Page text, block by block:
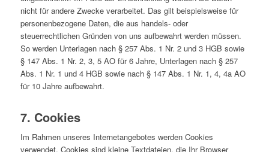
nicht für andere Zwecke verarbeitet. Das gilt beispielsweise für
personenbezogene Daten, die aus handels- oder
steuerrechtlichen Gründen von uns aufbewahrt werden müssen.
So werden Unterlagen nach § 257 Abs. 1 Nr. 2 und 3 HGB sowie
§ 147 Abs. 1 Nr. 2, 3, 5 AO für 6 Jahre, Unterlagen nach § 257
Abs. 1 Nr. 1 und 4 HGB sowie nach § 147 Abs. 1 Nr. 1, 4, 4a AO
für 10 Jahre aufbewahrt.
7. Cookies
Im Rahmen unseres Internetangebotes werden Cookies
verwendet. Cookies sind kleine Textdateien, die Ihr Browser